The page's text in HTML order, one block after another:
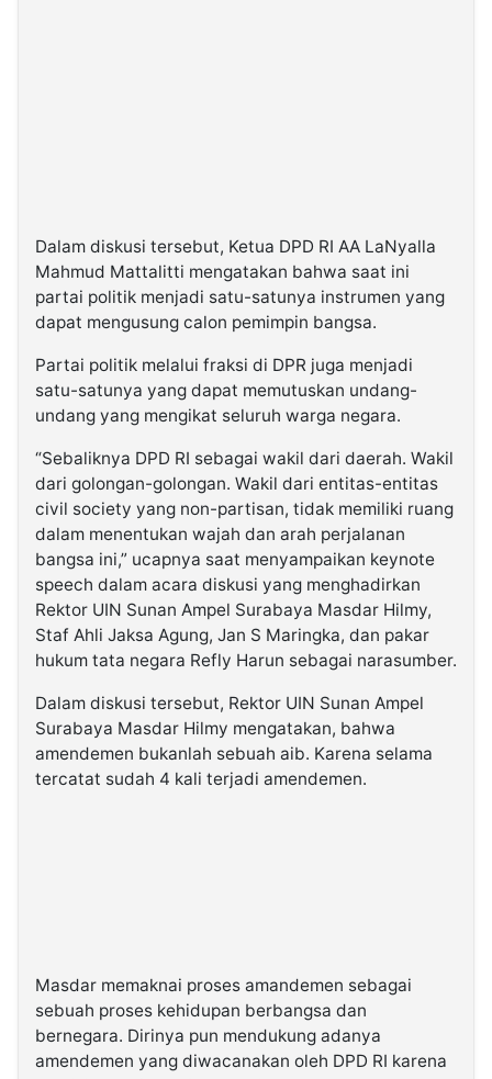
Dalam diskusi tersebut, Ketua DPD RI AA LaNyalla
Mahmud Mattalitti mengatakan bahwa saat ini
partai politik menjadi satu-satunya instrumen yang
dapat mengusung calon pemimpin bangsa.
Partai politik melalui fraksi di DPR juga menjadi
satu-satunya yang dapat memutuskan undang-
undang yang mengikat seluruh warga negara.
“Sebaliknya DPD RI sebagai wakil dari daerah. Wakil
dari golongan-golongan. Wakil dari entitas-entitas
civil society yang non-partisan, tidak memiliki ruang
dalam menentukan wajah dan arah perjalanan
bangsa ini,” ucapnya saat menyampaikan keynote
speech dalam acara diskusi yang menghadirkan
Rektor UIN Sunan Ampel Surabaya Masdar Hilmy,
Staf Ahli Jaksa Agung, Jan S Maringka, dan pakar
hukum tata negara Refly Harun sebagai narasumber.
Dalam diskusi tersebut, Rektor UIN Sunan Ampel
Surabaya Masdar Hilmy mengatakan, bahwa
amendemen bukanlah sebuah aib. Karena selama
tercatat sudah 4 kali terjadi amendemen.
Masdar memaknai proses amandemen sebagai
sebuah proses kehidupan berbangsa dan
bernegara. Dirinya pun mendukung adanya
amendemen yang diwacanakan oleh DPD RI karena